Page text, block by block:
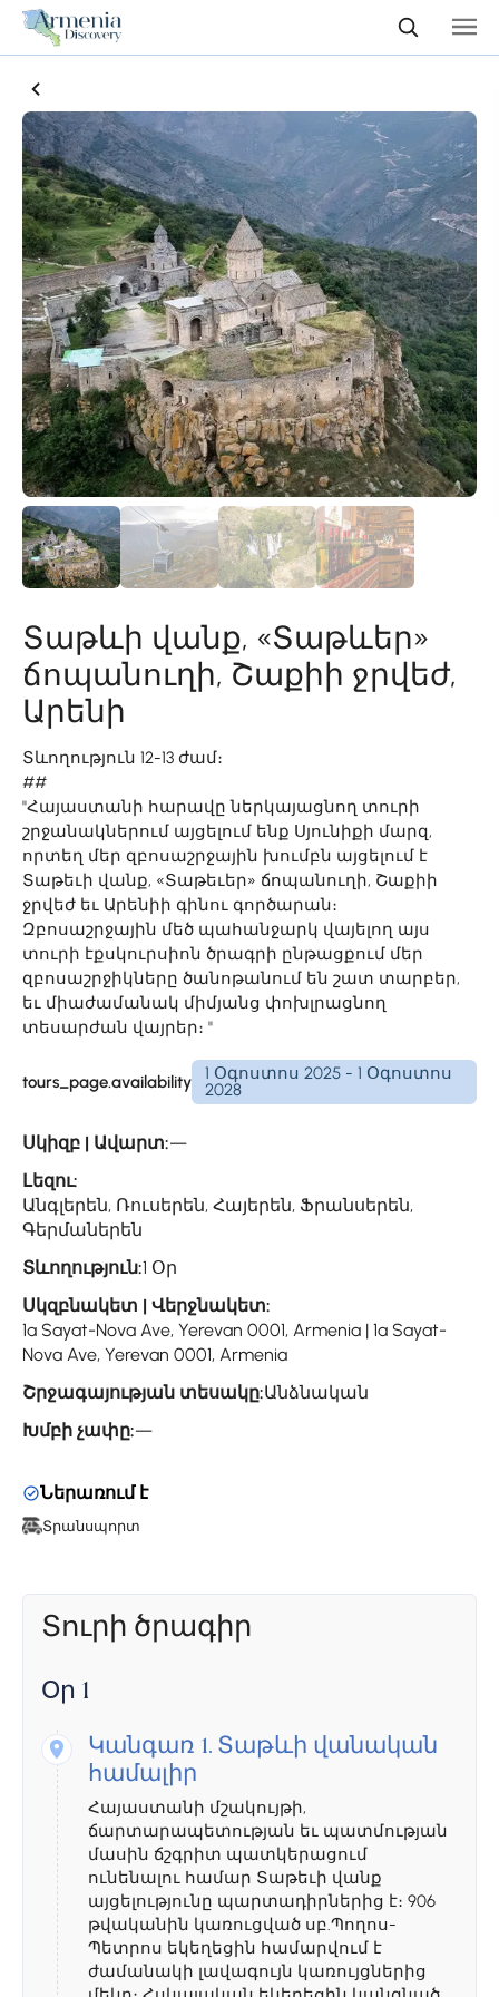
Տաթևի վանք, «Տաթևեր»
ճոպանուղի, Շաքիի ջրվեժ,
Արենի
Տևողություն 12-13 ժամ։
##
"Հայաստանի հարավը ներկայացնող տուրի
շրջանակներում այցելում ենք Սյունիքի մարզ,
որտեղ մեր զբոսաշրջային խումբն այցելում է
Տաթեւի վանք, «Տաթեւեր» ճոպանուղի, Շաքիի
ջրվեժ եւ Արենիի գինու գործարան։
Զբոսաշրջային մեծ պահանջարկ վայելող այս
տուրի էքսկուրսիոն ծրագրի ընթացքում մեր
զբոսաշրջիկները ծանոթանում են շատ տարբեր,
եւ միաժամանակ միմյանց փոխլրացնող
տեսարժան վայրեր։ "
tours_page.availability
1 Օգոստոս 2025 - 1 Օգոստոս
2028
Սկիզբ | Ավարտ:—
Լեզու:
Անգլերեն, Ռուսերեն, Հայերեն, Ֆրանսերեն,
Գերմաներեն
Տևողություն:1 Օր
Սկզբնակետ | Վերջնակետ:
1a Sayat-Nova Ave, Yerevan 0001, Armenia | 1a Sayat-
Nova Ave, Yerevan 0001, Armenia
Շրջագայության տեսակը:Անձնական
Խմբի չափը:—
Ներառում է
Տրանսպորտ
Տուրի ծրագիր
Օր 1
Կանգառ 1. Տաթևի վանական
համալիր
Հայաստանի մշակույթի,
ճարտարապետության եւ պատմության
մասին ճշգրիտ պատկերացում
ունենալու համար Տաթեւի վանք
այցելությունը պարտադիրներից է։ 906
թվականին կառուցված սբ.Պողոս-
Պետրոս եկեղեցին համարվում է
ժամանակի լավագույն կառույցներից